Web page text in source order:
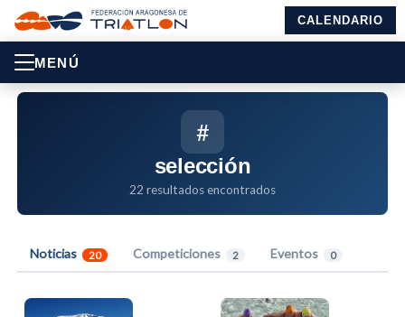
CALENDARIO
MENÚ
#
selección
22 resultados encontrados
Noticias 20 Competiciones 2 Eventos 0